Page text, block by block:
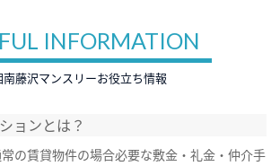
INFORMATION
南藤沢マンスリーお役立ち情報
ョンとは？
の賃貸物件の場合必要な敷金・礼金・仲介手